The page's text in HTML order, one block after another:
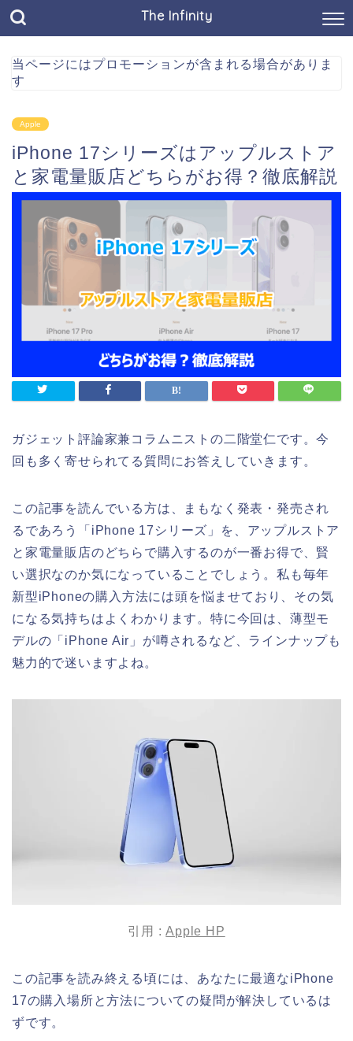
The Infinity
当ページにはプロモーションが含まれる場合がありま
す
Apple
iPhone 17シリーズはアップルストア
と家電量販店どちらがお得？徹底解説
ガジェット評論家兼コラムニストの二階堂仁です。今
回も多く寄せられてる質問にお答えしていきます。
この記事を読んでいる方は、まもなく発表・発売され
るであろう「iPhone 17シリーズ」を、アップルストア
と家電量販店のどちらで購入するのが一番お得で、賢
い選択なのか気になっていることでしょう。私も毎年
新型iPhoneの購入方法には頭を悩ませており、その気
になる気持ちはよくわかります。特に今回は、薄型モ
デルの「iPhone Air」が噂されるなど、ラインナップも
魅力的で迷いますよね。
引用 :Apple HP
この記事を読み終える頃には、あなたに最適なiPhone
17の購入場所と方法についての疑問が解決しているは
ずです。